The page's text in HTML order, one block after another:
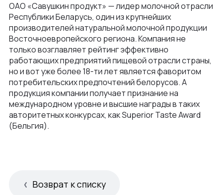
ОАО «Савушкин продукт» — лидер молочной отрасли
Республики Беларусь, один из крупнейших
производителей натуральной молочной продукции
Восточноевропейского региона. Компания не
только возглавляет рейтинг эффективно
работающих предприятий пищевой отрасли страны,
но и вот уже более 18-ти лет является фаворитом
потребительских предпочтений белорусов. А
продукция компании получает признание на
международном уровне и высшие награды в таких
авторитетных конкурсах, как Superior Taste Award
(Бельгия).
Возврат к списку